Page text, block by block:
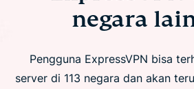
negara
Pengguna ExpressVPN bisa
server di 113 negara dan akan